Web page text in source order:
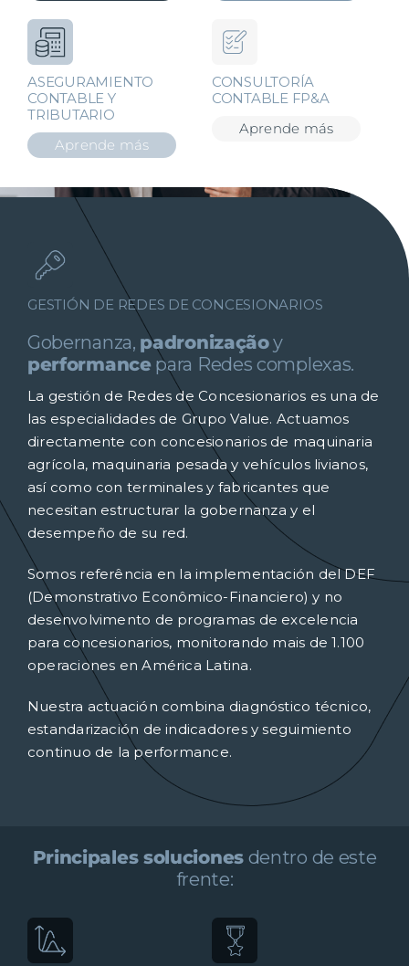
ASEGURAMIENTO
CONTABLE Y
TRIBUTARIO
Aprende más
CONSULTORÍA
CONTABLE FP&A
Aprende más
GESTIÓN DE REDES DE CONCESIONARIOS
Gobernanza, padronizaçãoy
performancepara Redes complexas.
La gestión de Redes de Concesionarios es una de
las especialidades de Grupo Value. Actuamos
directamente con concesionarios de maquinaria
agrícola, maquinaria pesada y vehículos livianos,
así como con terminales y fabricantes que
necesitan estructurar la gobernanza y el
desempeño de su red.
Somos referência en la implementación del DEF
(Demonstrativo Econômico-Financiero) y no
desenvolvimento de programas de excelencia
para concesionarios, monitorando mais de 1.100
operaciones en América Latina.
Nuestra actuación combina diagnóstico técnico,
estandarización de indicadores y seguimiento
continuo de la performance.
Principales solucionesdentro de este
frente: